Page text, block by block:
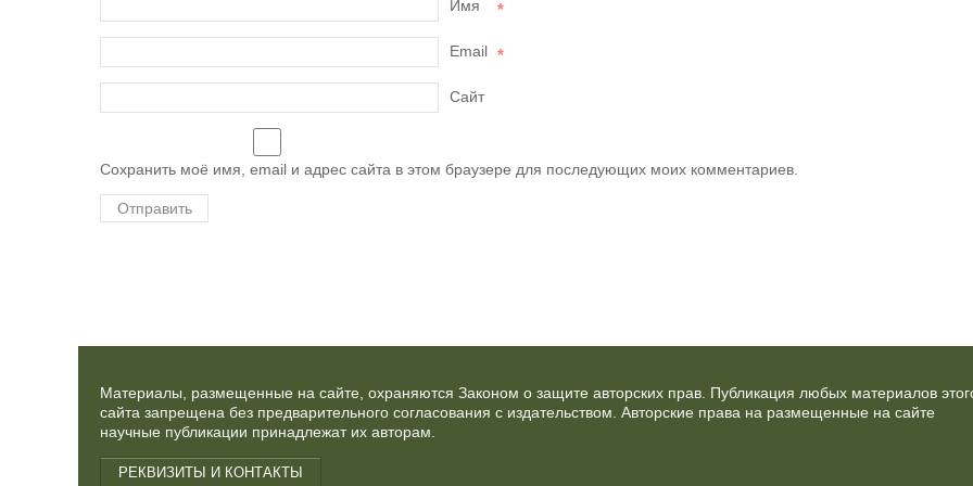
Имя *
Email *
Сайт
Сохранить моё имя, email и адрес сайта в этом браузере для последующих моих комментариев.
Материалы, размещенные на сайте, охраняются Законом о защите авторских прав. Публикация любых материалов
сайта запрещена без предварительного согласования с издательством. Авторские права на размещенные на сайте
научные публикации принадлежат их авторам.
РЕКВИЗИТЫ И КОНТАКТЫ